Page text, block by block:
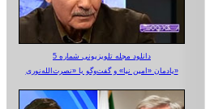
دانلود مجله تلویزیونی شماره 5
یادمان «امین نیا» و گفت‌وگو با «نصرت‌الله‌نوری»